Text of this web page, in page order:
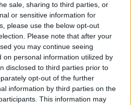
sale, sharing to third parties, or
or sensitive information for
please use the below opt-out
Please note that after your
you may continue seeing
on personal information utilized by
disclosed to third parties prior to
opt-out of the further
information by third parties on the
This information may
Έλληνες και δεν μπορεί να
παιχνίδια από την
πρόεδρος του ΠΑΣΟΚ, ο
επιχειρεί να πατήσει σε